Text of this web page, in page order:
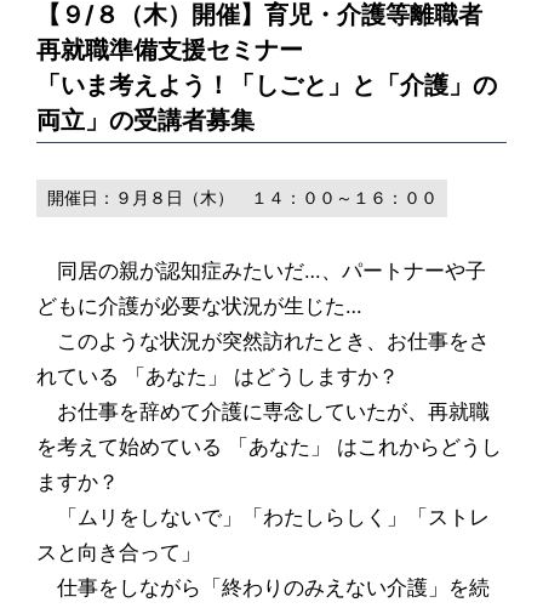
【９/８（木）開催】育児・介護等離職者
再就職準備支援セミナー
「いま考えよう！「しごと」と「介護」の
両立」の受講者募集
開催日： ９月８日（木） １４：００～１６：００
同居の親が認知症みたいだ…、パートナーや子
どもに介護が必要な状況が生じた…
このような状況が突然訪れたとき、お仕事をさ
れている 「あなた」 はどうしますか？
お仕事を辞めて介護に専念していたが、再就職
を考えて始めている 「あなた」 はこれからどうし
ますか？
「ムリをしないで」「わたしらしく」「ストレ
スと向き合って」
仕事をしながら「終わりのみえない介護」を続